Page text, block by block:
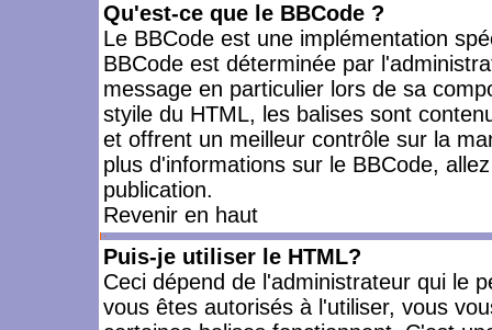
Qu'est-ce que le BBCode ?
Le BBCode est une implémentation
BBCode est déterminée par
message en particulier lors de sa
styile du HTML, les balises sont
et offrent un meilleur contrôle sur la
plus d'informations sur le BBCode,
publication.
Revenir en haut
Puis-je utiliser le HTML?
Ceci dépend de l'administrateur qui le
vous êtes autorisés à l'utiliser, vous